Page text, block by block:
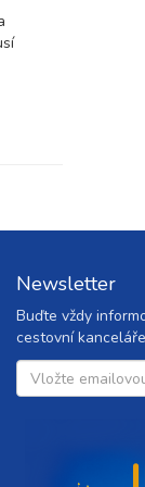
Newsletter
Buďte vždy
cestovní kanceláře